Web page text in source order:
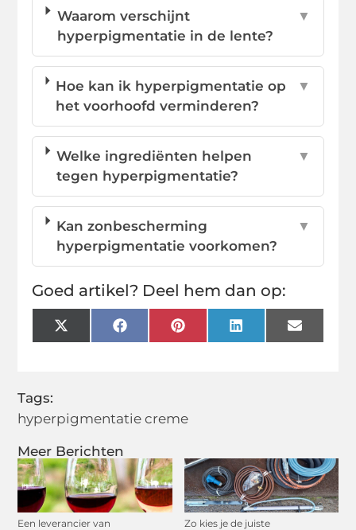
Meer Berichten
Een leverancier van
Zo kies je de juiste
Waarom verschijnt
hyperpigmentatie in de lente?
▼
Hoe kan ik hyperpigmentatie op
het voorhoofd verminderen?
▼
Welke ingrediënten helpen
tegen hyperpigmentatie?
▼
Kan zonbescherming
hyperpigmentatie voorkomen?
▼
Goed artikel? Deel hem dan op:
X
(Twitter)
FacebookPinterestLinkedInEmail
Tags:
hyperpigmentatie creme